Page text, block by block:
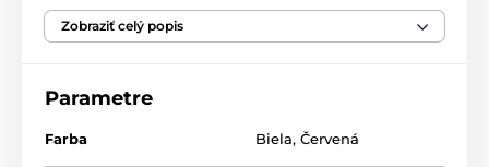
gulena stuhe od tradičné nemecké porcelánky
Villeroy & Boch ozdobí nielen váš vianočný stromček.
jedinečnými predmety z vianočné kolekcie Toy's
Vianočná kolekcia porcelánu Toy's Delight
Zobraziť celý popis
Parametre
Farba Biela, Červená